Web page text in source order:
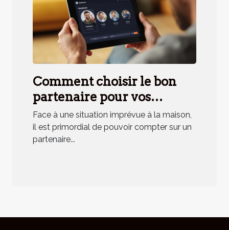
Comment choisir le bon
partenaire pour vos
urgences domestiques ?
Face à une situation imprévue à la maison,
il est primordial de pouvoir compter sur un
partenaire...